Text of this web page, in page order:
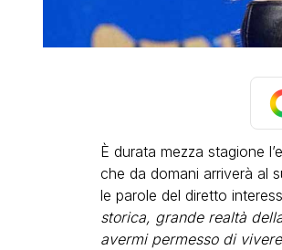
È durata mezza stagione
che da domani arriverà al
le parole del diretto
storica, grande realtà
avermi permesso di